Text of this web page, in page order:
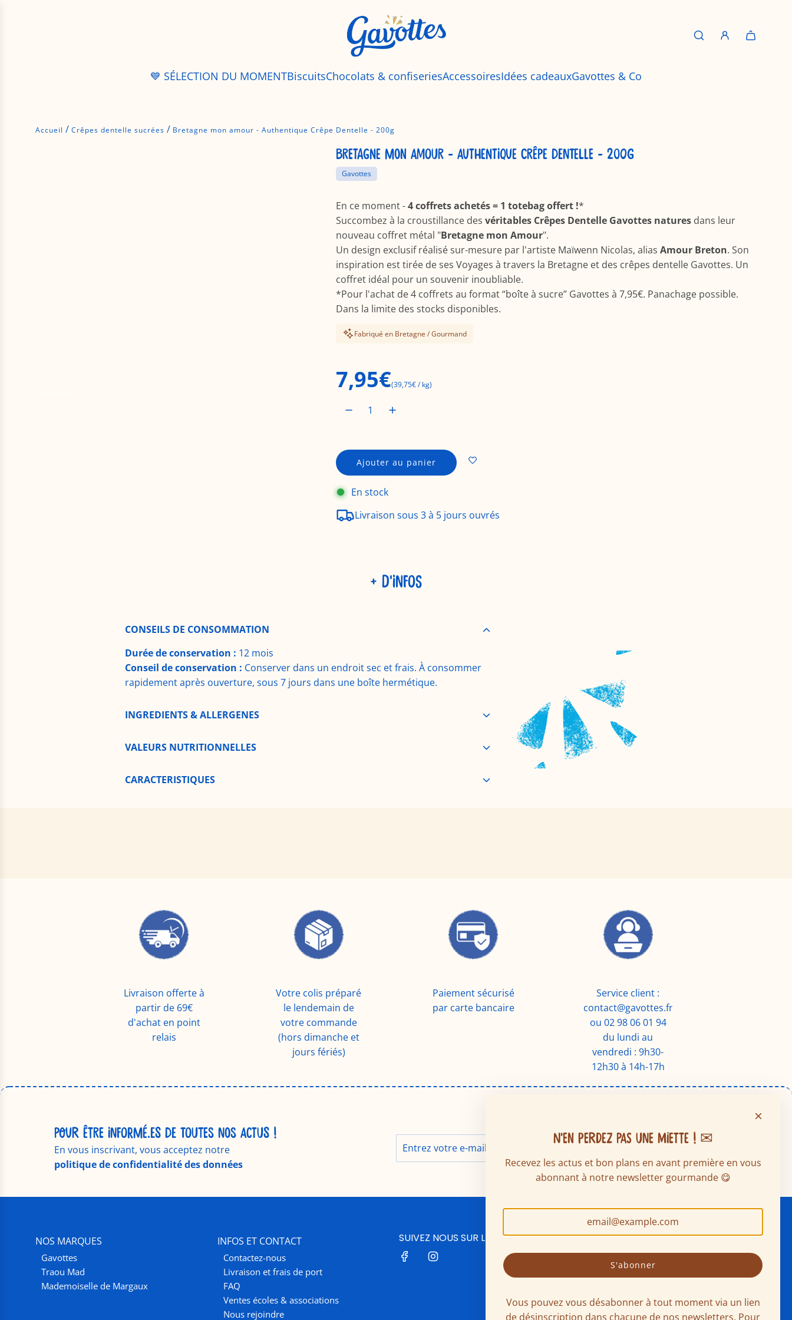
💙 SÉLECTION DU MOMENTBiscuitsChocolats & confiseriesAccessoiresIdées cadeauxGavottes & Co
Accueil / Crêpes dentelle sucrées / Bretagne mon amour - Authentique Crêpe Dentelle - 200g
BRETAGNE MON AMOUR - AUTHENTIQUE CRÊPE DENTELLE - 200G
Gavottes
En ce moment -4 coffrets achetés = 1 totebag offert !*
Succombez à la croustillance des véritables Crêpes Dentelle Gavottes naturesdans leur
nouveau coffret métal "Bretagne mon Amour".
Un design exclusif réalisé sur-mesure par l'artiste Maïwenn Nicolas, alias Amour Breton. Son
inspiration est tirée de ses Voyages à travers la Bretagne et des crêpes dentelle Gavottes. Un
coffret idéal pour un souvenir inoubliable.
*Pour l'achat de 4 coffrets au format “boîte à sucre” Gavottes à 7,95€. Panachage possible.
Dans la limite des stocks disponibles.
Fabriqué en Bretagne / Gourmand
P
i
x
r
i
7,95€(39,75€/kg)
Ajouter au panier
c
g
t
En stock
Livraison sous 3 à 5 jours ouvrés
+ D'INFOS
CONSEILS DE CONSOMMATION
Durée de conservation : 12 mois
Conseil de conservation : Conserver dans un endroit sec et frais. À consommer
rapidement après ouverture, sous 7 jours dans une boîte hermétique.
INGREDIENTS & ALLERGENES
VALEURS NUTRITIONNELLES
CARACTERISTIQUES
Livraison offerte à
partir de 69€
d'achat en point
relais
Votre colis préparé
le lendemain de
votre commande
(hors dimanche et
jours fériés)
Paiement sécurisé
par carte bancaire
Service client :
contact@gavottes.fr
ou 02 98 06 01 94
du lundi au
vendredi : 9h30-
12h30 à 14h-17h
POUR ÊTRE INFORMÉ.ES DE TOUTES NOS ACTUS !
En vous inscrivant, vous acceptez notre
politique de confidentialité des données
NOS MARQUES
Gavottes
Traou Mad
Mademoiselle de Margaux
INFOS ET CONTACT
Contactez-nous
Livraison et frais de port
FAQ
Ventes écoles & associations
Nous rejoindre
SUIVEZ NOUS SUR LES RÉSEAUX
N'EN PERDEZ PAS UNE MIETTE ! ✉
Recevez les actus et bon plans en avant première en vous
abonnant à notre newsletter gourmande 😋
S'abonner
Vous pouvez vous désabonner à tout moment via un lien
de désinscription dans chacune de nos newsletters. Pour